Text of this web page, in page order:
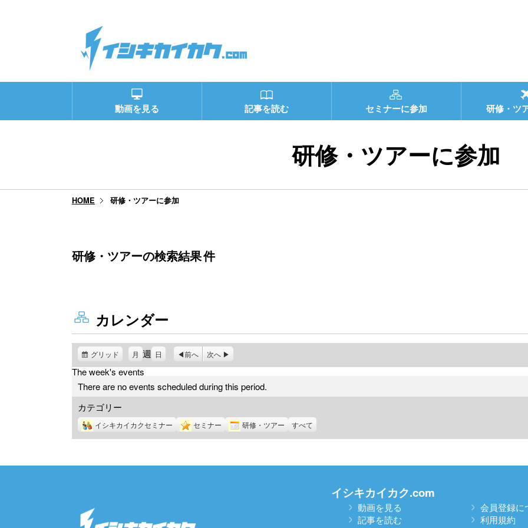
動画を見る 記事を読む セミナーに参加 研修・ツ
研修・ツアーに参加
HOME 研修・ツアーに参加
研修・ツアーの検索結果件
カレンダー
グリッド 月 週 日 前へ 次へ
The week's events
There are no events scheduled during this period.
カテゴリー
イシキカイカクセミナー セミナー 研修・ツアー すべて
イシキカイカク.com
動画を見る
記事を読む
会員登録に
利用規約